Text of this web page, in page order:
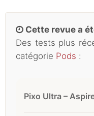
Cette revue a
Des tests plus
catégorie Pods :
Pixo Ultra –